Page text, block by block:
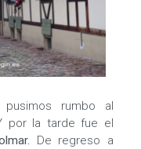
rumbo al
por la tarde fue el
De regreso a